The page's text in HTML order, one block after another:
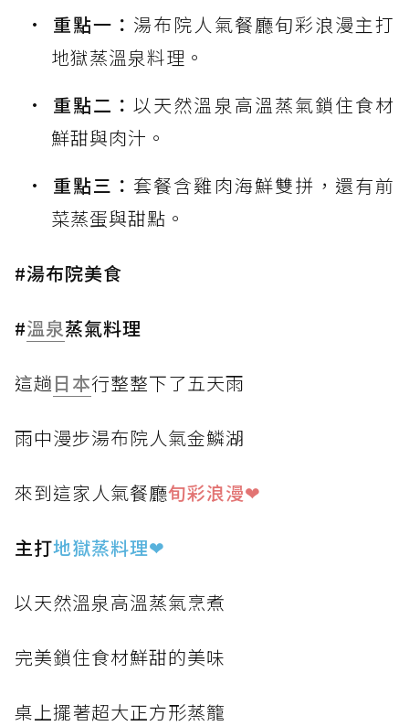
重點一： 湯布院人氣餐廳旬彩浪漫主打
地獄蒸溫泉料理。
重點二：以天然溫泉高溫蒸氣鎖住食材
鮮甜與肉汁。
重點三： 套餐含雞肉海鮮雙拼，還有前
菜蒸蛋與甜點。
#湯布院美食
#溫泉蒸氣料理
這趟日本行整整下了五天雨
雨中漫步湯布院人氣金鱗湖
來到這家人氣餐廳旬彩浪漫❤
主打地獄蒸料理❤
以天然溫泉高溫蒸氣烹煮
完美鎖住食材鮮甜的美味
桌上擺著超大正方形蒸籠